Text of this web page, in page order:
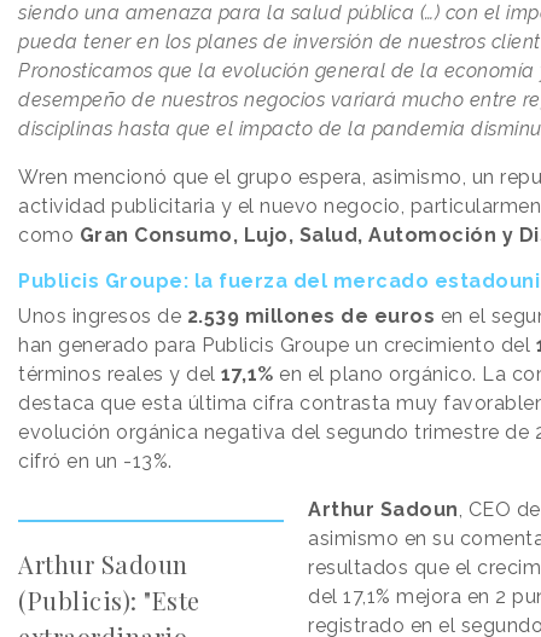
siendo una amenaza para la salud pública (…) con el
pueda tener en los planes de inversión de nuestros
Pronosticamos que la evolución general de la economía
desempeño de nuestros negocios variará mucho entre
disciplinas hasta que el impacto de la pandemia
Wren mencionó que el grupo espera, asimismo, un
actividad publicitaria y el nuevo negocio,
como Gran Consumo, Lujo, Salud, Automoción y
Publicis Groupe: la fuerza del mercado
Unos ingresos de 2.539 millones de euros en el
han generado para Publicis Groupe un crecimiento del
términos reales y del 17,1% en el plano orgánico. La
destaca que esta última cifra contrasta muy
evolución orgánica negativa del segundo trimestre de
cifró en un -13%.
Arthur Sadoun
(Publicis): "Este
Arthur Sadoun, CEO
asimismo en su
resultados que el
del 17,1% mejora en 2
registrado en el